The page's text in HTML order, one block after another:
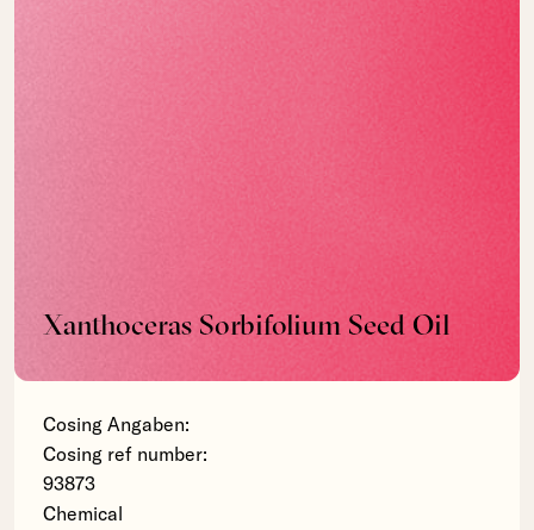
Xanthoceras Sorbifolium Seed Oil
Cosing Angaben:
Cosing ref number:
93873
Chemical